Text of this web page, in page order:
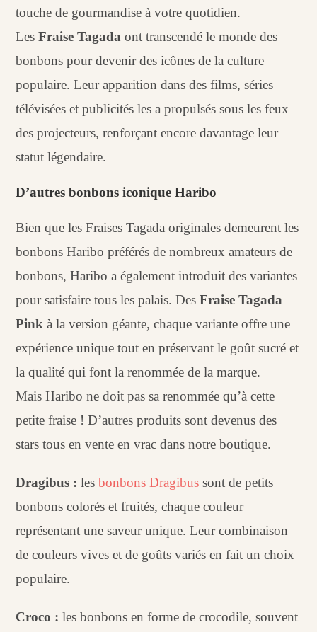
touche de gourmandise à votre quotidien.
LesFraise Tagada ont transcendé le monde des
bonbons pour devenir des icônes de la culture
populaire. Leur apparition dans des films, séries
télévisées et publicités les a propulsés sous les feux
des projecteurs, renforçant encore davantage leur
statut légendaire.
D’autres bonbons iconique Haribo
Bien que les Fraises Tagada originales demeurent les
bonbons Haribo préférés de nombreux amateurs de
bonbons, Haribo a également introduit des variantes
pour satisfaire tous les palais. DesFraise Tagada
Pink à la version géante, chaque variante offre une
expérience unique tout en préservant le goût sucré et
la qualité qui font la renommée de la marque.
Mais Haribo ne doit pas sa renommée qu’à cette
petite fraise ! D’autres produits sont devenus des
stars tous en vente en vrac dans notre boutique.
Dragibus : lesbonbons Dragibus sont de petits
bonbons colorés et fruités, chaque couleur
représentant une saveur unique. Leur combinaison
de couleurs vives et de goûts variés en fait un choix
populaire.
Croco : les bonbons en forme de crocodile, souvent